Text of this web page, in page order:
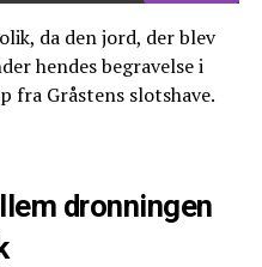
da den jord, der blev
hendes begravelse i
fra Gråstens slotshave.
dronningen